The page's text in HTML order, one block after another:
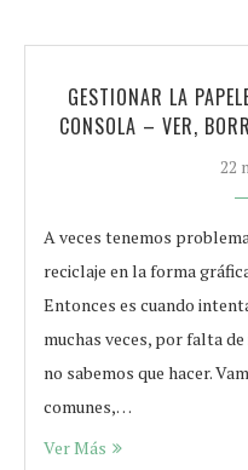
GESTIONAR LA
CONSOLA – VER,
22
A veces tenemos
reciclaje en la forma
Entonces es cuando
muchas veces, por falta
no sabemos que hacer.
comunes,…
Ver Más